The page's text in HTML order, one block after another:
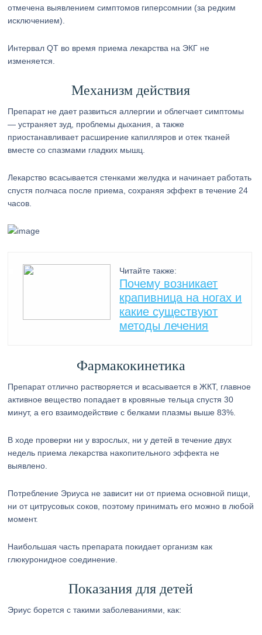
отмечена выявлением симптомов гиперсомнии (за редким
исключением).
Интервал QT во время приема лекарства на ЭКГ не
изменяется.
Механизм действия
Препарат не дает развиться аллергии и облегчает симптомы
— устраняет зуд, проблемы дыхания, а также
приостанавливает расширение капилляров и отек тканей
вместе со спазмами гладких мышц.
Лекарство всасывается стенками желудка и начинает работать
спустя полчаса после приема, сохраняя эффект в течение 24
часов.
Читайте также:
Почему возникает
крапивница на ногах и
какие существуют
методы лечения
Фармакокинетика
Препарат отлично растворяется и всасывается в ЖКТ, главное
активное вещество попадает в кровяные тельца спустя 30
минут, а его взаимодействие с белками плазмы выше 83%.
В ходе проверки ни у взрослых, ни у детей в течение двух
недель приема лекарства накопительного эффекта не
выявлено.
Потребление Эриуса не зависит ни от приема основной пищи,
ни от цитрусовых соков, поэтому принимать его можно в любой
момент.
Наибольшая часть препарата покидает организм как
глюкуронидное соединение.
Показания для детей
Эриус борется с такими заболеваниями, как: